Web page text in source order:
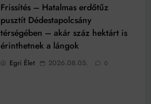
Frissítés – Hatalmas erdőtűz
pusztít Dédestapolcsány
térségében – akár száz hektárt is
érinthetnek a lángok
Egri Élet 2026.08.05. 0